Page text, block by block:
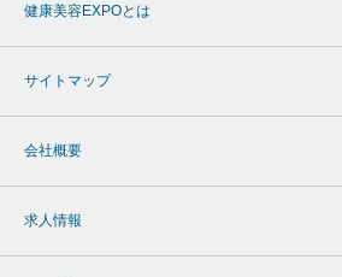
健康美容EXPOとは
サイトマップ
会社概要
求人情報